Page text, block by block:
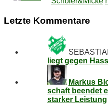
Letz­te Kommentare
liegt ge­gen
Markus
schaft be­en­det
star­ker Leistung